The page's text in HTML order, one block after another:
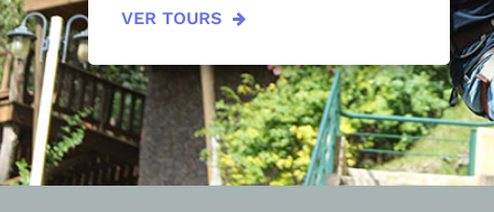
VER TOURS